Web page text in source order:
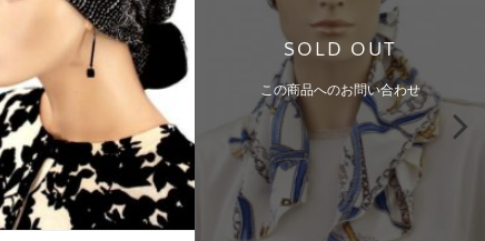
SOLD OUT
この商品へのお問い合わせ